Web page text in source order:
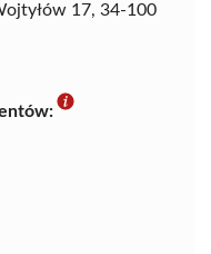
17, 34-100